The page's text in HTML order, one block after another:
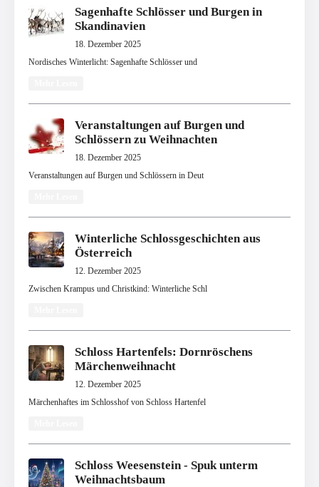
Sagenhafte Schlösser und Burgen in
Skandinavien
18. Dezember 2025
Nordisches Winterlicht: Sagenhafte Schlösser und
Veranstaltungen auf Burgen und
Schlössern zu Weihnachten
18. Dezember 2025
Veranstaltungen auf Burgen und Schlössern in Deut
Winterliche Schlossgeschichten aus
Österreich
12. Dezember 2025
Zwischen Krampus und Christkind: Winterliche Schl
Schloss Hartenfels: Dornröschens
Märchenweihnacht
12. Dezember 2025
Märchenhaftes im Schlosshof von Schloss Hartenfel
Schloss Weesenstein - Spuk unterm
Weihnachtsbaum